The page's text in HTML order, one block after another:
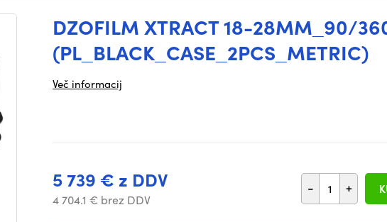
DZOFILM XTRACT 18-28MM_90/
(PL_BLACK_CASE_2PCS_METRIC)
Več informacij
5 739 € z DDV
4 704.1 € brez DDV
- +